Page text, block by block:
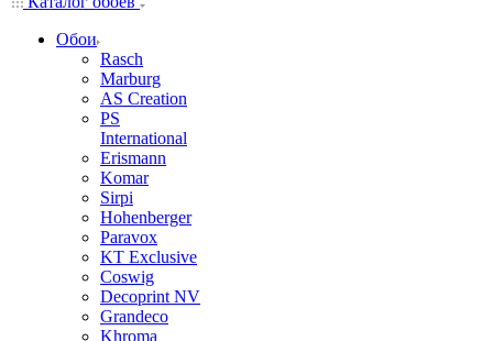
Обои
Rasch
Marburg
AS Creation
PS
International
Erismann
Komar
Sirpi
Hohenberger
Paravox
KT Exclusive
Coswig
Decoprint NV
Grandeco
Khroma